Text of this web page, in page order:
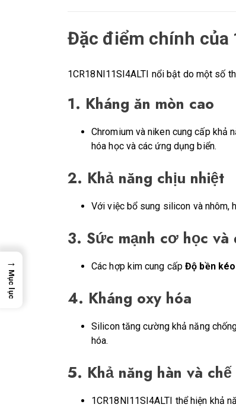
Đặc điểm chính của
1CR18NI11SI4ALTI nổi bật do một số
1. Kháng ăn mòn cao
Chromium và niken cung cấp khả
hóa học và các ứng dụng biển.
2. Khả năng chịu nhiệt
Với việc bổ sung silicon và nhôm,
3. Sức mạnh cơ học và
Các hợp kim cung cấpĐộ bền
4. Kháng oxy hóa
Silicon tăng cường khả năng
hóa.
5. Khả năng hàn và
1CR18NI11SI4ALTI thể hiện khả
→
Mục lục